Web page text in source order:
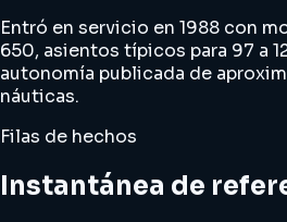
Entró en servicio en 1988 con
650, asientos típicos para 97 a
autonomía publicada de
náuticas.
Filas de hechos
Instantánea de